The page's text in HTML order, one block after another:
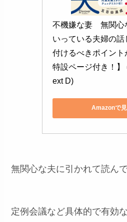
不機嫌な妻　無関心
いっている夫婦の話
付けるべきポイント
特設ページ付き！】
ext D)
Amazonで
無関心な夫に引かれて読ん
定例会議など具体的で有効